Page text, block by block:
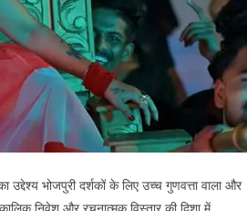
भोजपुरी दर्शकों के लिए उच्च गुणवत्ता वाला और